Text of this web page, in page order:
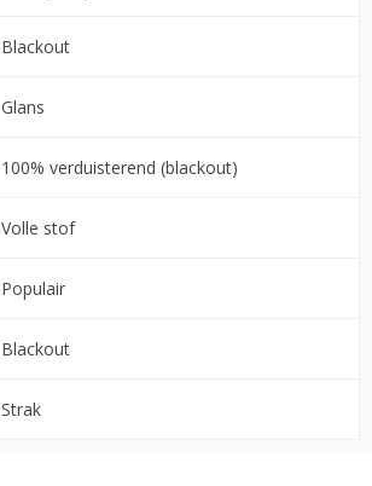
Blackout
Glans
100% verduisterend (blackout)
Volle stof
Populair
Blackout
Strak